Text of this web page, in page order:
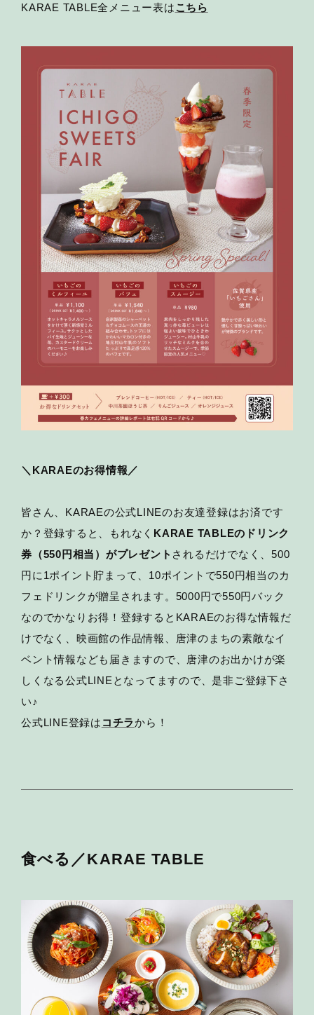
KARAE TABLE全メニュー表はこちら
＼KARAEのお得情報／
皆さん、KARAEの公式LINEのお友達登録はお済です
か？登録すると、もれなく KARAE TABLEのドリンク
券（550円相当）がプレゼント されるだけでなく、500
円に1ポイント貯まって、10ポイントで550円相当のカ
フェドリンクが贈呈されます。5000円で550円バック
なのでかなりお得！登録するとKARAEのお得な情報だ
けでなく、映画館の作品情報、唐津のまちの素敵なイ
ベント情報なども届きますので、唐津のお出かけが楽
しくなる公式LINEとなってますので、是非ご登録下さ
い♪
公式LINE登録は コチラから！
食べる／KARAE TABLE